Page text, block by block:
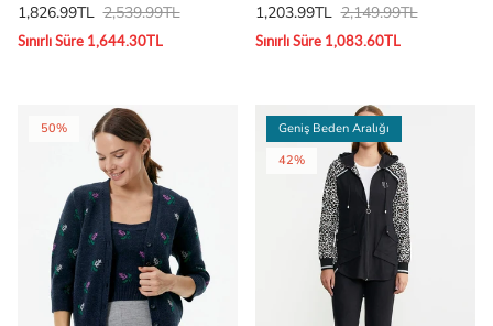
1,826.99TL 2,539.99TL
Sınırlı Süre 1,644.30TL
1,203.99TL 2,149.99TL
Sınırlı Süre 1,083.60TL
50%
Geniş Beden Aralığı
42%